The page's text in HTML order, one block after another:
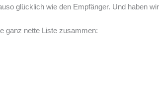
glücklich wie den Empfänger. Und haben
ganz nette Liste zusammen: